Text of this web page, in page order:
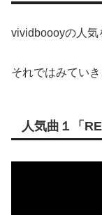
vividboooyの人気
それではみていき
人気曲１「